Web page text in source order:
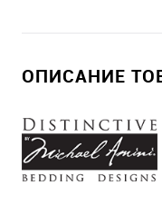
ОПИСАНИЕ